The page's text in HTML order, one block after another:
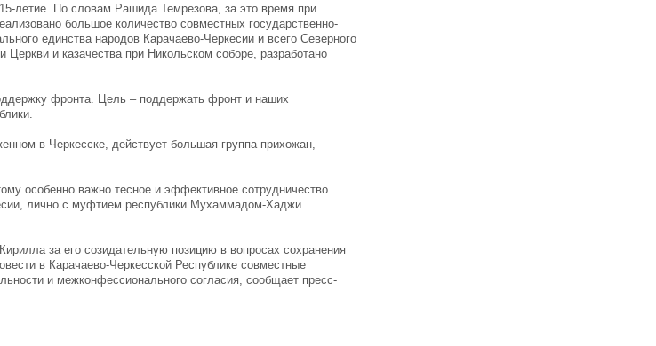
летие. По словам Рашида Темрезова, за это время при
большое количество совместных государственно-
единства народов Карачаево-Черкесии и всего Северного
Церкви и казачества при Никольском соборе, разработано
фронта. Цель – поддержать фронт и наших
в Черкесске, действует большая группа прихожан,
особенно важно тесное и эффективное сотрудничество
лично с муфтием республики Мухаммадом-Хаджи
за его созидательную позицию в вопросах сохранения
в Карачаево-Черкесской Республике совместные
и межконфессионального согласия, сообщает пресс-